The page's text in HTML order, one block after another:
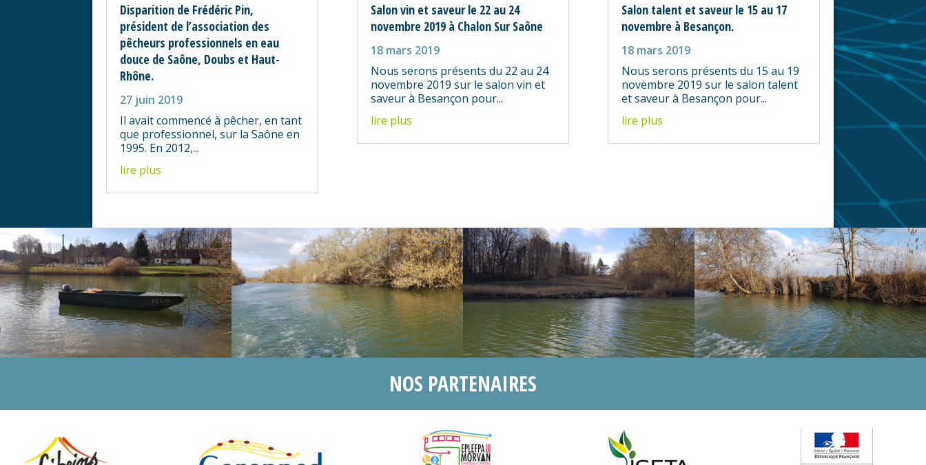
Disparition de Frédéric Pin,
président de l’association des
pêcheurs professionnels en eau
douce de Saône, Doubs et Haut-
Rhône.
27 juin 2019
Il avait commencé à pêcher, en tant
que professionnel, sur la Saône en
1995. En 2012,...
lire plus
Salon vin et saveur le 22 au 24
novembre 2019 à Chalon Sur Saône
18 mars 2019
Nous serons présents du 22 au 24
novembre 2019 sur le salon vin et
saveur à Besançon pour...
lire plus
Salon talent et saveur le 15 au 17
novembre à Besançon.
18 mars 2019
Nous serons présents du 15 au 19
novembre 2019 sur le salon talent
et saveur à Besançon pour...
lire plus
NOS PARTENAIRES